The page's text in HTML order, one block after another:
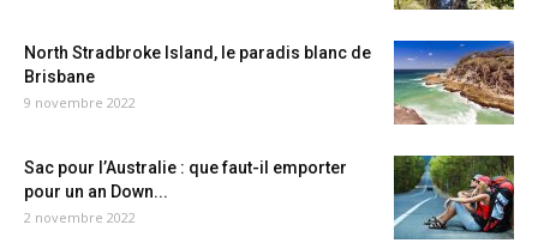
North Stradbroke Island, le paradis blanc de
Brisbane
9 novembre 2022
Sac pour l’Australie : que faut-il emporter
pour un an Down...
2 novembre 2022